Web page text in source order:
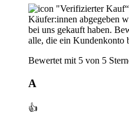
"Verifizierter
Käufer:innen abgegeben
bei uns gekauft haben.
alle, die ein Kundenkonto
Bewertet mit 5 von 5
A
👍